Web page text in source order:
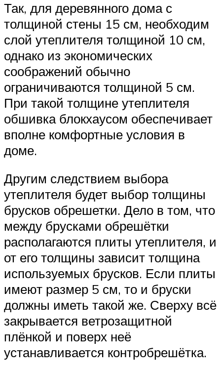
Так, для деревянного дома с
толщиной стены 15 см, необходим
слой утеплителя толщиной 10 см,
однако из экономических
соображений обычно
ограничиваются толщиной 5 см.
При такой толщине утеплителя
обшивка блокхаусом обеспечивает
вполне комфортные условия в
доме.
Другим следствием выбора
утеплителя будет выбор толщины
брусков обрешетки. Дело в том, что
между брусками обрешётки
располагаются плиты утеплителя, и
от его толщины зависит толщина
используемых брусков. Если плиты
имеют размер 5 см, то и бруски
должны иметь такой же. Сверху всё
закрывается ветрозащитной
плёнкой и поверх неё
устанавливается контробрешётка.